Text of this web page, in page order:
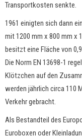
Transportkosten senkte.
1961 einigten sich dann
mit 1200 mm x 800 mm x
besitzt eine Fläche von
Die Norm EN 13698-1
Klötzchen auf den
werden jährlich circa 110
Verkehr gebracht.
Als Bestandteil des
Euroboxen oder